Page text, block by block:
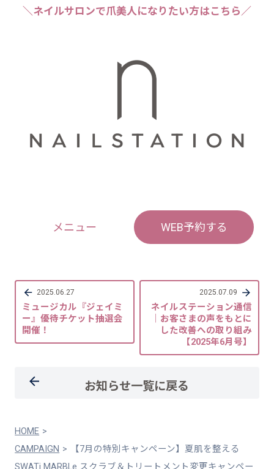
＼ネイルサロンで爪美人になりたい方はこちら／
メニュー WEB予約する
2025.06.27
ミュージカル『ジェイミ
ー』優待チケット抽選会
開催！
お知らせ一覧に戻る
ネイルステーション通信
｜お客さまの声をもとに
した改善への取り組み
【2025年6月号】
2025.07.09
HOME
CAMPAIGN
【7月の特別キャンペーン】夏肌を整える
SWATi MARBLe スクラブ＆トリートメント変更キャンペー